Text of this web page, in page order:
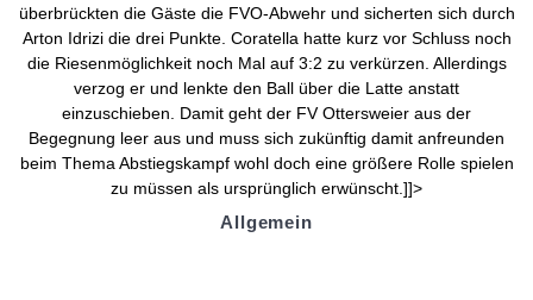
überbrückten die Gäste die FVO-Abwehr und sicherten sich durch
Arton Idrizi die drei Punkte. Coratella hatte kurz vor Schluss noch
die Riesenmöglichkeit noch Mal auf 3:2 zu verkürzen. Allerdings
verzog er und lenkte den Ball über die Latte anstatt
einzuschieben. Damit geht der FV Ottersweier aus der
Begegnung leer aus und muss sich zukünftig damit anfreunden
beim Thema Abstiegskampf wohl doch eine größere Rolle spielen
zu müssen als ursprünglich erwünscht.]]>
Allgemein